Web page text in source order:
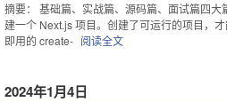
摘要： 基础篇、实战篇、源码篇、面试篇四
建一个 Next.js 项目。创建了可运行的项目，
即用的 create- 阅读全文
2024年1月4日